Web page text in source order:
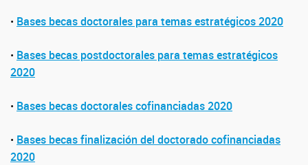
• Bases becas doctorales para temas estratégicos 2020
• Bases becas postdoctorales para temas estratégicos
2020
• Bases becas doctorales cofinanciadas 2020
• Bases becas finalización del doctorado cofinanciadas
2020